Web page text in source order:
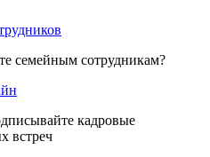
семейным сотрудникам?
кадровые
встреч